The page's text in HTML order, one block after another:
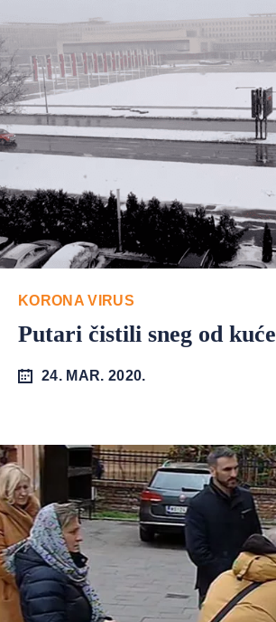
KORONA VIRUS
Putari čistili sneg od kuće
24. MAR. 2020.